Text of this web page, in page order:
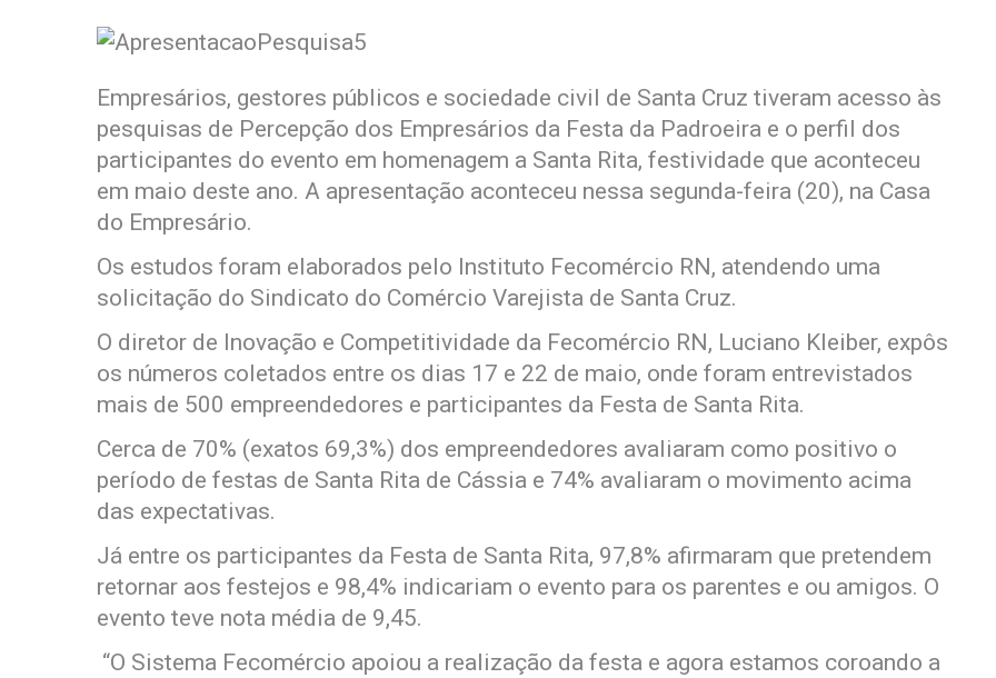
Empresários, gestores públicos e sociedade civil de Santa Cruz tiveram acesso às
pesquisas de Percepção dos Empresários da Festa da Padroeira e o perfil dos
participantes do evento em homenagem a Santa Rita, festividade que aconteceu
em maio deste ano. A apresentação aconteceu nessa segunda-feira (20), na Casa
do Empresário.
Os estudos foram elaborados pelo Instituto Fecomércio RN, atendendo uma
solicitação do Sindicato do Comércio Varejista de Santa Cruz.
O diretor de Inovação e Competitividade da Fecomércio RN, Luciano Kleiber, expôs
os números coletados entre os dias 17 e 22 de maio, onde foram entrevistados
mais de 500 empreendedores e participantes da Festa de Santa Rita.
Cerca de 70% (exatos 69,3%) dos empreendedores avaliaram como positivo o
período de festas de Santa Rita de Cássia e 74% avaliaram o movimento acima
das expectativas.
Já entre os participantes da Festa de Santa Rita, 97,8% afirmaram que pretendem
retornar aos festejos e 98,4% indicariam o evento para os parentes e ou amigos. O
evento teve nota média de 9,45.
“O Sistema Fecomércio apoiou a realização da festa e agora estamos coroando a